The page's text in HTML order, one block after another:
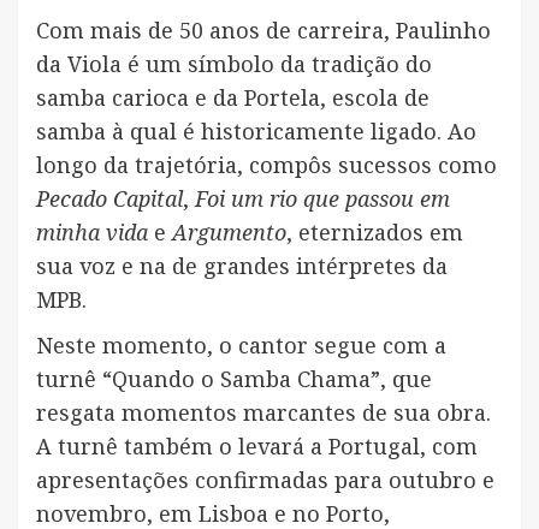
Com mais de 50 anos de carreira, Paulinho
da Viola é um símbolo da tradição do
samba carioca e da Portela, escola de
samba à qual é historicamente ligado. Ao
longo da trajetória, compôs sucessos como
Pecado Capital, Foi um rio que passou em
minha vida e Argumento, eternizados em
sua voz e na de grandes intérpretes da
MPB.
Neste momento, o cantor segue com a
turnê “Quando o Samba Chama”, que
resgata momentos marcantes de sua obra.
A turnê também o levará a Portugal, com
apresentações confirmadas para outubro e
novembro, em Lisboa e no Porto,